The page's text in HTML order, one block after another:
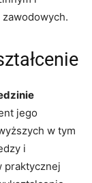
jego
w tym
i
praktycznej